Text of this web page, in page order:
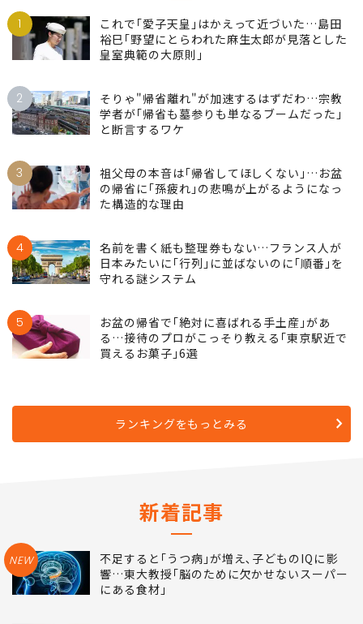
1
これで｢愛子天皇｣はかえって近づいた…島田
裕巳｢野望にとらわれた麻生太郎が見落とした
皇室典範の大原則｣
2
そりゃ"帰省離れ"が加速するはずだわ…宗教
学者が｢帰省も墓参りも単なるブームだった｣
と断言するワケ
3
祖父母の本音は｢帰省してほしくない｣…お盆
の帰省に｢孫疲れ｣の悲鳴が上がるようになっ
た構造的な理由
4
名前を書く紙も整理券もない…フランス人が
日本みたいに｢行列｣に並ばないのに｢順番｣を
守れる謎システム
5
お盆の帰省で｢絶対に喜ばれる手土産｣があ
る…接待のプロがこっそり教える｢東京駅近で
買えるお菓子｣6選
ランキングをもっとみる
新着記事
NEW
不足すると｢うつ病｣が増え､子どものIQに影
響…東大教授｢脳のために欠かせないスーパー
にある食材｣